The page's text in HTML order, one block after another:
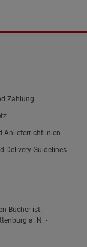
Zahlung
Anlieferrichtlinien
Delivery Guidelines
Bücher ist:
a. N. -